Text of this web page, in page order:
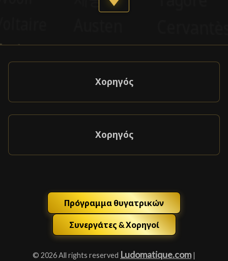
Show more
Χορηγός
Χορηγός
Πρόγραμμα θυγατρικών
Συνεργάτες & Χορηγοί
© 2026 All rights reserved Ludomatique.com |